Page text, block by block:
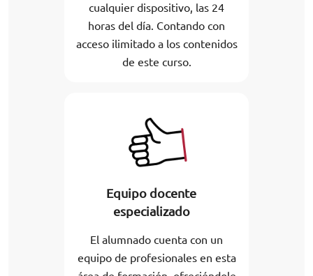
cualquier dispositivo, las 24
horas del día. Contando con
acceso ilimitado a los contenidos
de este curso.
Equipo docente
especializado
El alumnado cuenta con un
equipo de profesionales en esta